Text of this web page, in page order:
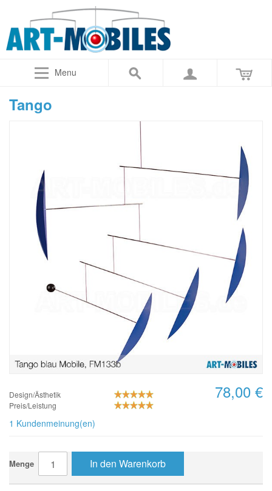
Menu
Tango
78,00 €
Design/Ästhetik
Preis/Leistung
1 Kundenmeinung(en)
Menge In den Warenkorb